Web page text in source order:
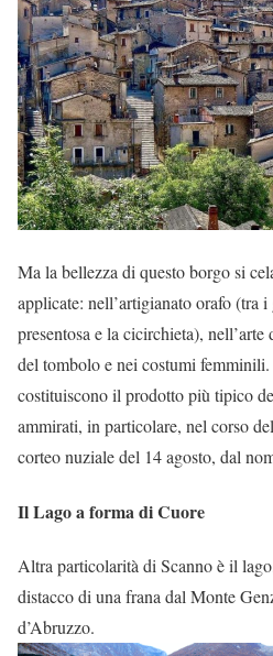
Ma la bellezza di questo borgo si
applicate: nell’artigianato orafo (tra
presentosa e la cicirchieta),
del tombolo e nei costumi
costituiscono il prodotto più tipico
ammirati, in particolare, nel corso
corteo nuziale del 14 agosto, dal
Il Lago a forma di Cuore
Altra particolarità di Scanno è il
distacco di una frana dal Monte
d’Abruzzo.